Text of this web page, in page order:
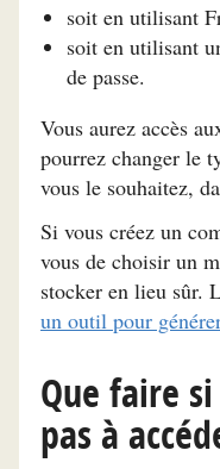
soit en utilisant
soit en utilisant
de passe.
Vous aurez accès
pourrez changer le
vous le souhaitez,
Si vous créez un
vous de choisir un
stocker en lieu sûr.
un outil pour
Que faire
pas à